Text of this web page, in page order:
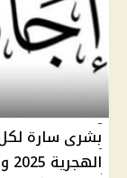
بشرى سارة